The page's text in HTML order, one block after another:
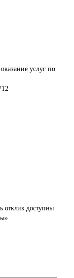
отклик доступны
услуг по